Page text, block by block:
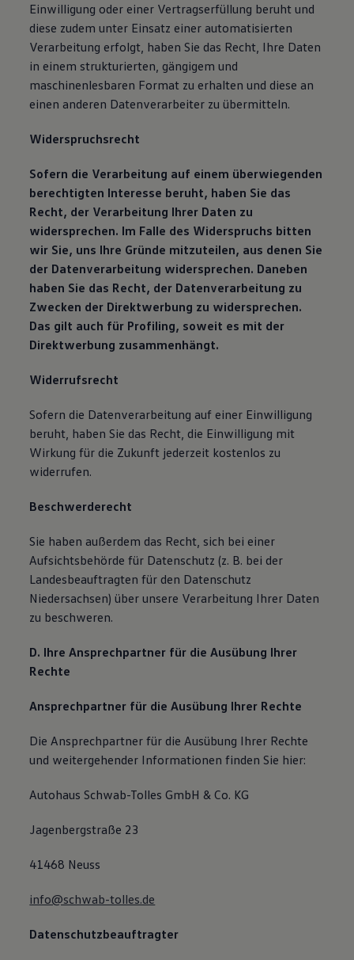
Einwilligung oder einer Vertragserfüllung beruht und
diese zudem unter Einsatz einer automatisierten
Verarbeitung erfolgt, haben Sie das Recht, Ihre Daten
in einem strukturierten, gängigem und
maschinenlesbaren Format zu erhalten und diese an
einen anderen Datenverarbeiter zu übermitteln.
Widerspruchsrecht
Sofern die Verarbeitung auf einem überwiegenden
berechtigten Interesse beruht, haben Sie das
Recht, der Verarbeitung Ihrer Daten zu
widersprechen. Im Falle des Widerspruchs bitten
wir Sie, uns Ihre Gründe mitzuteilen, aus denen Sie
der Datenverarbeitung widersprechen. Daneben
haben Sie das Recht, der Datenverarbeitung zu
Zwecken der Direktwerbung zu widersprechen.
Das gilt auch für Profiling, soweit es mit der
Direktwerbung zusammenhängt.
Widerrufsrecht
Sofern die Datenverarbeitung auf einer Einwilligung
beruht, haben Sie das Recht, die Einwilligung mit
Wirkung für die Zukunft jederzeit kostenlos zu
widerrufen.
Beschwerderecht
Sie haben außerdem das Recht, sich bei einer
Aufsichtsbehörde für Datenschutz (z. B. bei der
Landesbeauftragten für den Datenschutz
Niedersachsen) über unsere Verarbeitung Ihrer Daten
zu beschweren.
D. Ihre Ansprechpartner für die Ausübung Ihrer
Rechte
Ansprechpartner für die Ausübung Ihrer Rechte
Die Ansprechpartner für die Ausübung Ihrer Rechte
und weitergehender Informationen finden Sie hier:
Autohaus Schwab-Tolles GmbH & Co. KG
Jagenbergstraße 23
41468 Neuss
info@schwab-tolles.de
Datenschutzbeauftragter